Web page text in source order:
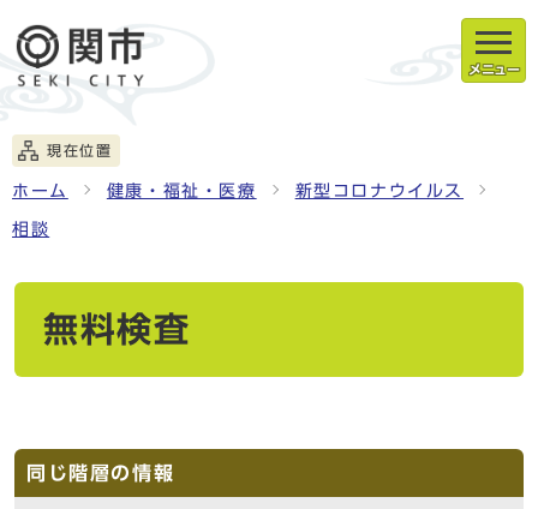
メニュー
現在位置
ホーム 健康・福祉・医療 新型コロナウイルス
相談
無料検査
同じ階層の情報